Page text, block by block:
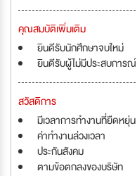
คุณสมบัติเพิ่มเติม
ยินดีรับนักศึกษาจบใหม่
ยินดีรับผู้ไม่มีประสบการณ์
สวัสดิการ
มีเวลาการทำงานที่ยืดหยุ่น
ค่าทำงานล่วงเวลา
ประกันสังคม
ตามข้อตกลงของบริษัท